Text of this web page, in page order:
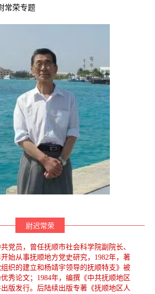
常荣专题
尉迟常荣
员，曾任抚顺市社会科学院副院长、
始从事抚顺地方党史研究，1982年，著
组织的建立和杨靖宇领导的抚顺特支》被
秀论文；1984年，编撰《中共抚顺地区
版发行。后陆续出版专著《抚顺地区人